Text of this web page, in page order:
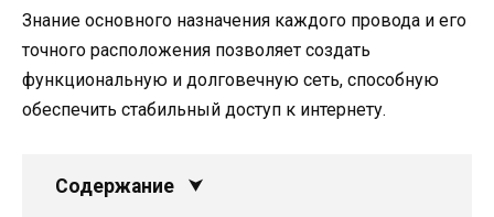
Знание основного назначения каждого провода и его
точного расположения позволяет создать
функциональную и долговечную сеть, способную
обеспечить стабильный доступ к интернету.
Содержание